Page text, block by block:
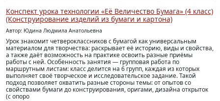
Конспект урока технологии «Её Величество Бумага» (4 класс)
(Конструирование изделий из бумаги и картона)
Автор: Юдина Людмила Анатольевна
Урок знакомит четвероклассников с бумагой как универсальным
материалом для творчества: раскрывает её историю, виды и свойства,
а также даёт возможность на практике освоить разные приёмы
работы с ней. Особенность занятия — групповая работа по
маршрутным листам: класс делится на 6 групп, каждая из которых
выполняет своё творческое и исследовательское задание. Такой
подход позволяет охватить разные стороны темы: от опытов со
свойствами бумаги до конструирования, оригами, дизайна открыток
(с опоро